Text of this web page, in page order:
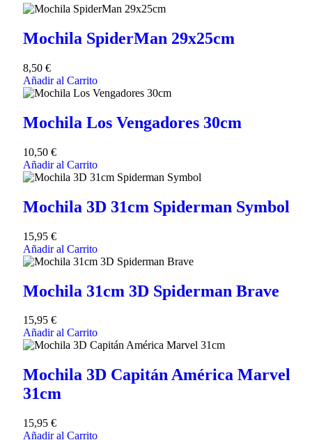
Mochila SpiderMan 29x25cm
8,50 €
Añadir al Carrito
Mochila Los Vengadores 30cm
10,50 €
Añadir al Carrito
Mochila 3D 31cm Spiderman Symbol
15,95 €
Añadir al Carrito
Mochila 31cm 3D Spiderman Brave
15,95 €
Añadir al Carrito
Mochila 3D Capitán América Marvel
31cm
15,95 €
Añadir al Carrito